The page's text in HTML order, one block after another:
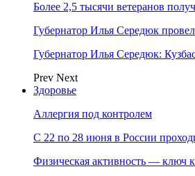
Более 2,5 тысячи ветеранов
Губернатор Илья Середюк
Губернатор Илья Середюк:
Prev Next
Здоровье
Аллергия под контролем
С 22 по 28 июня в России
Физическая активность — ключ